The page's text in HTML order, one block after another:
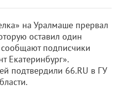
на Уралмаше прервал
оставил один
подписчики
Екатеринбург».
подтвердили 66.RU в ГУ